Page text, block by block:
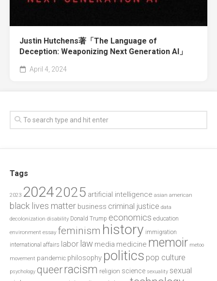
Justin Hutchens著「The Language of
Deception: Weaponizing Next Generation AI」
April 4, 2024
Tags
2023 20242025 artificial intelligence asian american
black lives matter business criminal justice data
decolonization disability Donald Trump economics education
environment essay feminism history immigration
international affairs labor law media medicine memoir metoo
movement pandemic philosophy politics pop culture
psychology queerracism religion science sexuality sexual